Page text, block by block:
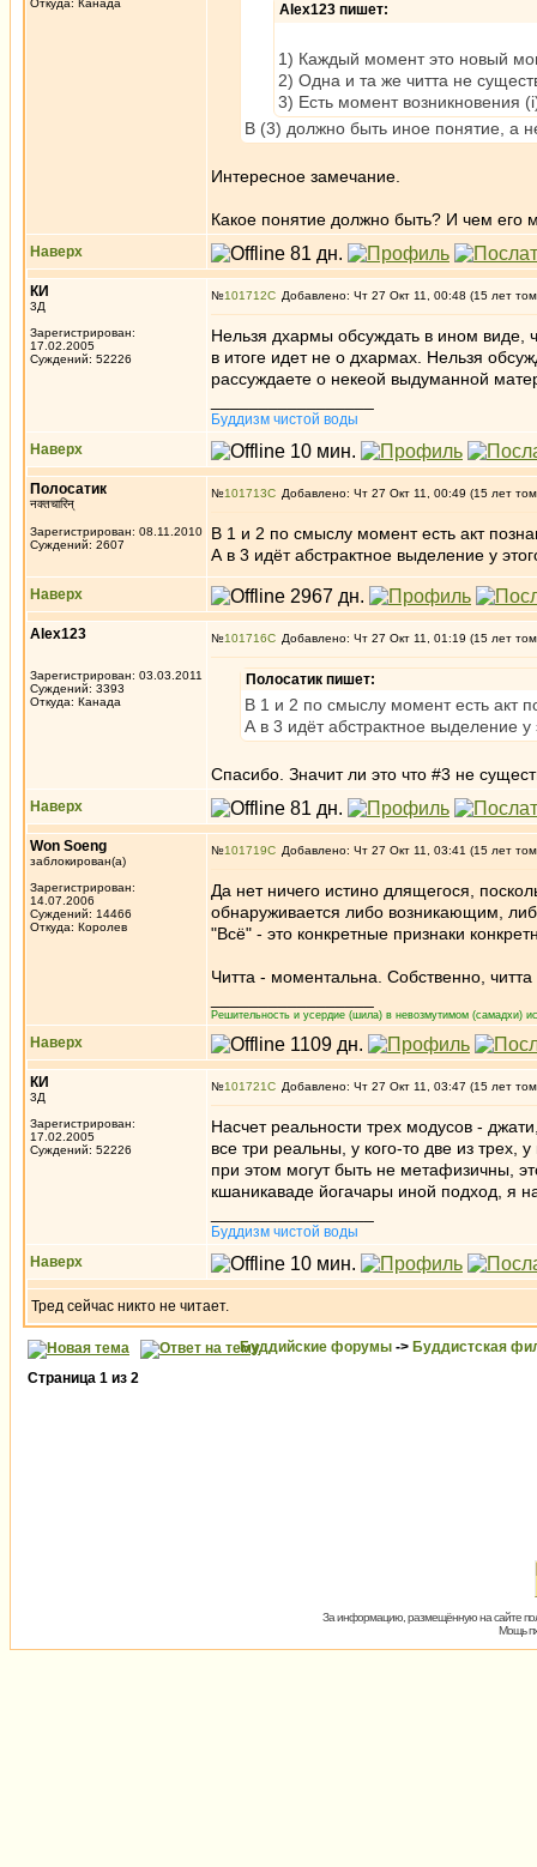
Откуда: Канада Alex123 пишет:
1) Каждый момент это новый
2) Одна и та же читта не
3) Есть момент возникновения
В (3) должно быть иное понятие, а
Интересное замечание.
Какое понятие должно быть? И чем его
Наверх
КИ
3Д
Зарегистрирован:
17.02.2005
Суждений: 52226
№101712 Добавлено: Чт 27 Окт 11, 00:48 (15 лет
Нельзя дхармы обсуждать в ином виде,
в итоге идет не о дхармах. Нельзя
рассуждаете о некеой выдуманной
Буддизм чистой воды
Наверх
Полосатик
नक्तचारिन्
Зарегистрирован: 08.11.2010
Суждений: 2607
№101713 Добавлено: Чт 27 Окт 11, 00:49 (15 лет
В 1 и 2 по смыслу момент есть акт
А в 3 идёт абстрактное выделение у
Наверх
Alex123
Зарегистрирован: 03.03.2011
Суждений: 3393
Откуда: Канада
№101716 Добавлено: Чт 27 Окт 11, 01:19 (15 лет
Полосатик пишет:
В 1 и 2 по смыслу момент есть акт
А в 3 идёт абстрактное выделение
Спасибо. Значит ли это что #3 не
Наверх
Won Soeng
заблокирован(а)
Зарегистрирован:
14.07.2006
Суждений: 14466
Откуда: Королев
№101719 Добавлено: Чт 27 Окт 11, 03:41 (15 лет
Да нет ничего истино длящегося,
обнаруживается либо возникающим,
"Всё" - это конкретные признаки
Читта - моментальна. Собственно,
Решительность и усердие (шила) в невозмутимом (самадхи)
Наверх
КИ
3Д
Зарегистрирован:
17.02.2005
Суждений: 52226
№101721 Добавлено: Чт 27 Окт 11, 03:47 (15 лет
Насчет реальности трех модусов -
все три реальны, у кого-то две из трех,
при этом могут быть не метафизичны,
кшаникаваде йогачары иной подход, я
Буддизм чистой воды
Наверх
Тред сейчас никто не читает.
Буддийские форумы -> Буддистская
Страница 1 из 2
За информацию, размещённую на сайте
Мощь